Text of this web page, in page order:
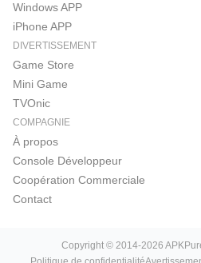
Windows APP
iPhone APP
DIVERTISSEMENT
Game Store
Mini Game
TVOnic
COMPAGNIE
À propos
Console Développeur
Coopération Commerciale
Contact
Copyright © 2014-2026